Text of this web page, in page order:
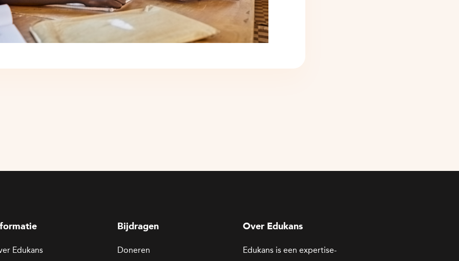
Edukans
Bijdragen
Doneren
Over Edukans
Edukans is een expertise-